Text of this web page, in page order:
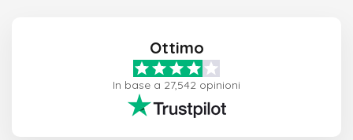
Ottimo
In base a 27,542 opinioni